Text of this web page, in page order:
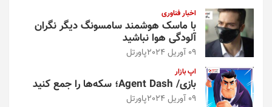
اخبار فناوری
با ماسک هوشمند سامسونگ دیگر نگران
آلودگی هوا نباشید
09 آوریل 2024 پاورتل
اپ بازار
بازی/ Agent Dash؛ سکه‌ها را جمع کنید
09 آوریل 2024 پاورتل